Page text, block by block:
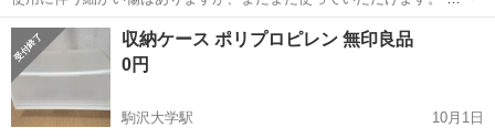
番上の段のケースは上部に凹みがあります。 【サイズ(1個あたり)】
縦：19cm、横：39cm、奥行き：64.5cm 【希望取引場所】世田谷区
弦巻のココス駐車...
東京 世田谷区 駒沢大学駅 収納家具 ケース
収納ケース ポリプロピレン 無印良品
0円
駒沢大学駅
10月1日